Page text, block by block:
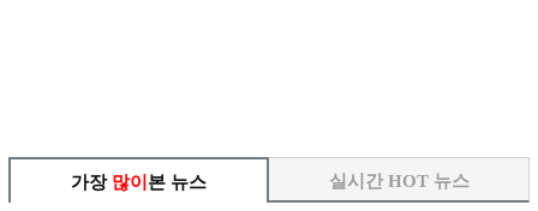
가장 많이 본 뉴스 실시간 HOT 뉴스